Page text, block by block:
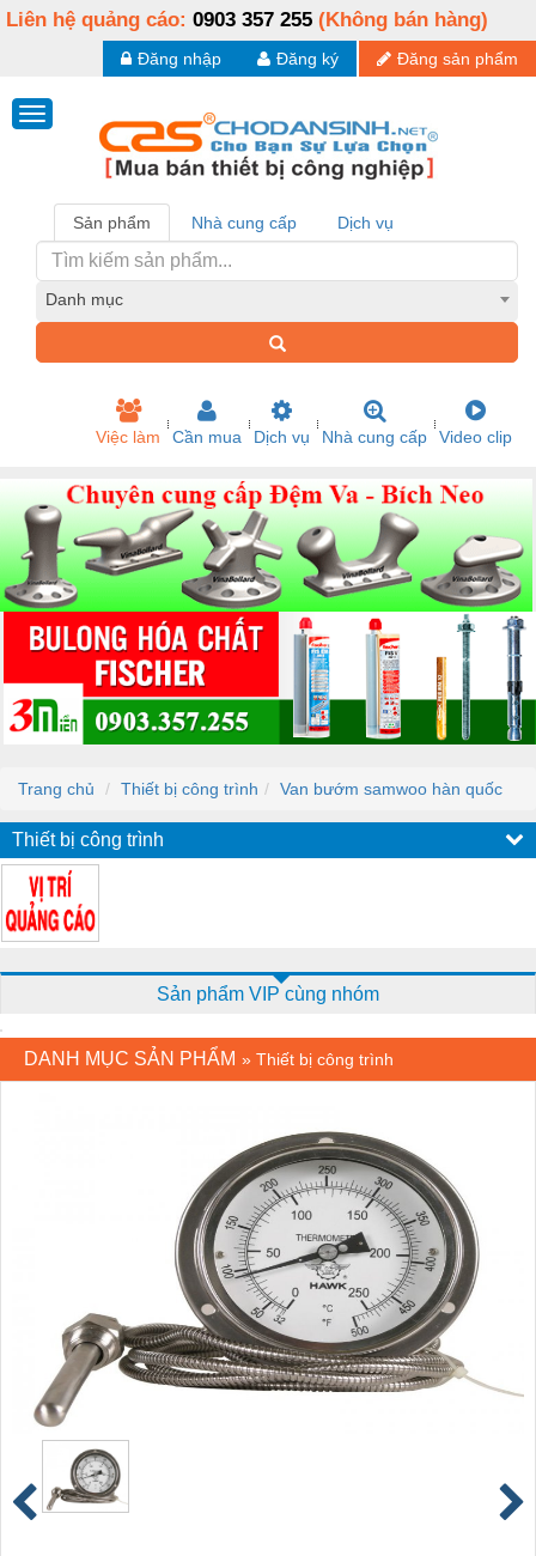
Liên hệ quảng cáo: 0903 357 255 (Không bán hàng)
Đăng sản phẩm
Đăng ký
Đăng nhập
Sản phẩm Nhà cung cấp Dịch vụ
Danh mục
Việc làm Cần mua Dịch vụ Nhà cung cấp Video clip
Trang chủ Thiết bị công trình Van bướm samwoo hàn quốc
Thiết bị công trình
Sản phẩm VIP cùng nhóm
DANH MỤC SẢN PHẨM » Thiết bị công trình